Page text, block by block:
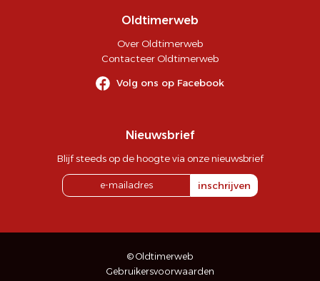
Oldtimerweb
Over Oldtimerweb
Contacteer Oldtimerweb
Volg ons op Facebook
Nieuwsbrief
Blijf steeds op de hoogte via onze nieuwsbrief
inschrijven
© Oldtimerweb
Gebruikersvoorwaarden